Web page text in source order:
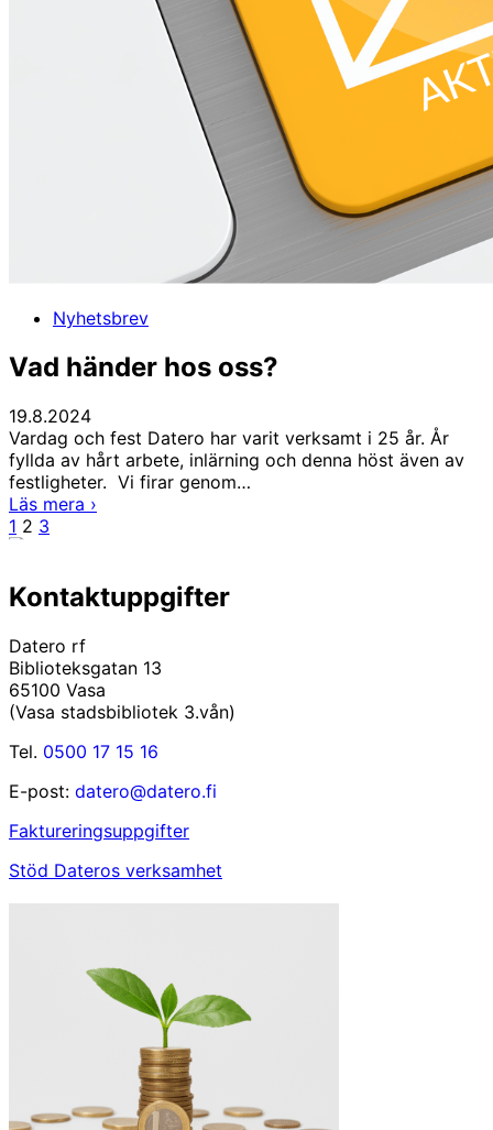
Nyhetsbrev
Vad händer hos oss?
19.8.2024
Vardag och fest Datero har varit verksamt i 25 år. År
fyllda av hårt arbete, inlärning och denna höst även av
festligheter. Vi firar genom…
Läs mera Vad
›
Sidnumrering
inlägg
Föregående
sida
Sida
1 Sida
2 Sida
3
Kontaktuppgifter
Datero rf
Biblioteksgatan 13
65100 Vasa
(Vasa stadsbibliotek 3.vån)
Tel. 0500 17 15 16
E-post: datero@datero.fi
Faktureringsuppgifter
Stöd Dateros verksamhet